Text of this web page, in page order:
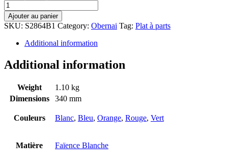
Ajouter au panier
SKU: S2864B1 Category: Obernai Tag: Plat à parts
Additional information
Additional information
Weight
1.10 kg
Dimensions
340 mm
Couleurs Blanc, Bleu, Orange, Rouge, Vert
Matière Faïence Blanche